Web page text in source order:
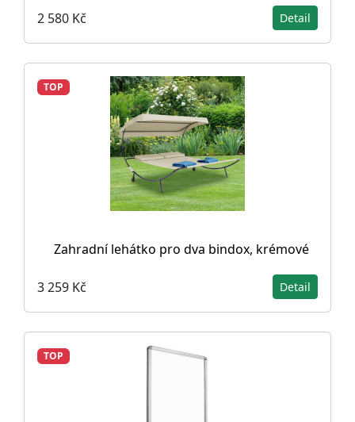
2 580 Kč Detail
TOP
Zahradní lehátko pro dva bindox, krémové
3 259 Kč Detail
TOP